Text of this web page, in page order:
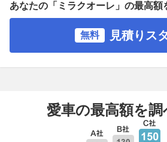
あなたの「ミラクオーレ」の最高額
無料 見積りス
愛車の最高額を調